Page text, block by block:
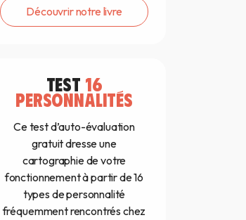
Découvrir notre livre
TEST 16
PERSONNALITÉS
Ce test d’auto-évaluation
gratuit dresse une
cartographie de votre
fonctionnement à partir de 16
types de personnalité
fréquemment rencontrés chez